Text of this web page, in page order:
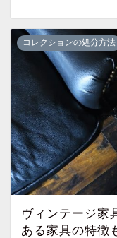
コレクションの処分方法
ヴィンテージ家
ある家具の特徴